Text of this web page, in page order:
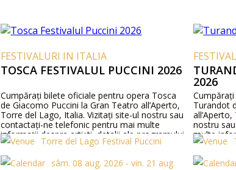
FESTIVALURI IN ITALIA
TOSCA FESTIVALUL PUCCINI 2026
Cumpărați bilete oficiale pentru opera Tosca
de Giacomo Puccini la Gran Teatro all’Aperto,
Torre del Lago, Italia. Vizitați site-ul nostru sau
contactați-ne telefonic pentru mai multe
informații despre artiști, detalii ale programului
și prețurile biletelor.Torre del Lago Festival Puccini
sâm. 08 aug. 2026 - vin. 21 aug.
2026
Turandot
nostru
multe